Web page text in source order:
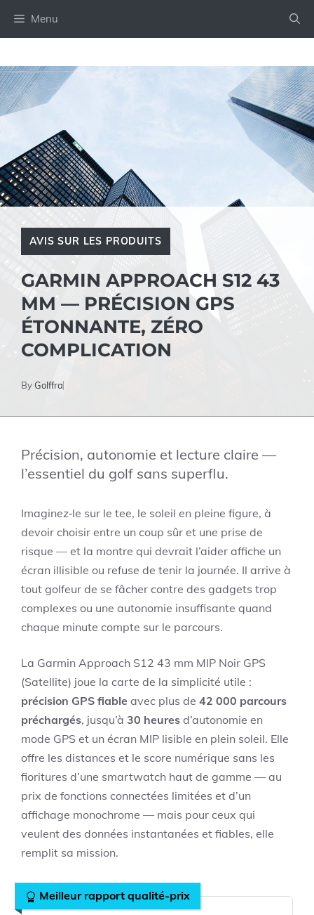
Menu
AVIS SUR LES PRODUITS
GARMIN APPROACH S12 43
MM — PRÉCISION GPS
ÉTONNANTE, ZÉRO
COMPLICATION
ByGolffra
Précision, autonomie et lecture claire —
l’essentiel du golf sans superflu.
Imaginez‑le sur le tee, le soleil en pleine figure, à
devoir choisir entre un coup sûr et une prise de
risque — et la montre qui devrait l’aider affiche un
écran illisible ou refuse de tenir la journée. Il arrive à
tout golfeur de se fâcher contre des gadgets trop
complexes ou une autonomie insuffisante quand
chaque minute compte sur le parcours.
La Garmin Approach S12 43 mm MIP Noir GPS
(Satellite) joue la carte de la simplicité utile :
précision GPS fiable avec plus de 42 000 parcours
préchargés, jusqu’à 30 heures d’autonomie en
mode GPS et un écran MIP lisible en plein soleil. Elle
offre les distances et le score numérique sans les
fioritures d’une smartwatch haut de gamme — au
prix de fonctions connectées limitées et d’un
affichage monochrome — mais pour ceux qui
veulent des données instantanées et fiables, elle
remplit sa mission.
Meilleur rapport qualité-prix